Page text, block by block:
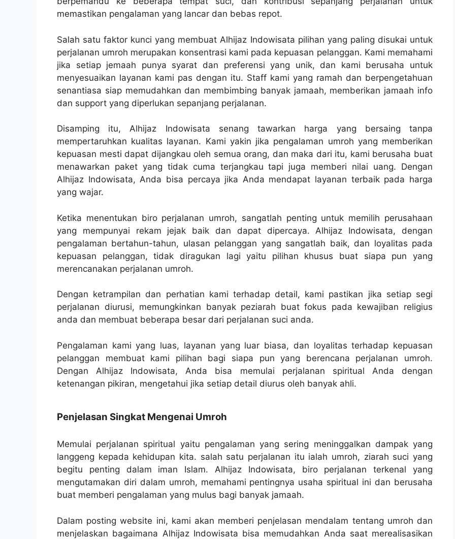
memastikan pengalaman yang lancar dan bebas repot.
Salah satu faktor kunci yang membuat Alhijaz Indowisata pilihan yang paling disukai untuk
perjalanan umroh merupakan konsentrasi kami pada kepuasan pelanggan. Kami memahami
jika setiap jemaah punya syarat dan preferensi yang unik, dan kami berusaha untuk
menyesuaikan layanan kami pas dengan itu. Staff kami yang ramah dan berpengetahuan
senantiasa siap memudahkan dan membimbing banyak jamaah, memberikan jamaah info
dan support yang diperlukan sepanjang perjalanan.
Disamping itu, Alhijaz Indowisata senang tawarkan harga yang bersaing tanpa
mempertaruhkan kualitas layanan. Kami yakin jika pengalaman umroh yang memberikan
kepuasan mesti dapat dijangkau oleh semua orang, dan maka dari itu, kami berusaha buat
menawarkan paket yang tidak cuma terjangkau tapi juga memberi nilai uang. Dengan
Alhijaz Indowisata, Anda bisa percaya jika Anda mendapat layanan terbaik pada harga
yang wajar.
Ketika menentukan biro perjalanan umroh, sangatlah penting untuk memilih perusahaan
yang mempunyai rekam jejak baik dan dapat dipercaya. Alhijaz Indowisata, dengan
pengalaman bertahun-tahun, ulasan pelanggan yang sangatlah baik, dan loyalitas pada
kepuasan pelanggan, tidak diragukan lagi yaitu pilihan khusus buat siapa pun yang
merencanakan perjalanan umroh.
Dengan ketrampilan dan perhatian kami terhadap detail, kami pastikan jika setiap segi
perjalanan diurusi, memungkinkan banyak peziarah buat fokus pada kewajiban religius
anda dan membuat beberapa besar dari perjalanan suci anda.
Pengalaman kami yang luas, layanan yang luar biasa, dan loyalitas terhadap kepuasan
pelanggan membuat kami pilihan bagi siapa pun yang berencana perjalanan umroh.
Dengan Alhijaz Indowisata, Anda bisa memulai perjalanan spiritual Anda dengan
ketenangan pikiran, mengetahui jika setiap detail diurus oleh banyak ahli.
Penjelasan Singkat Mengenai Umroh
Memulai perjalanan spiritual yaitu pengalaman yang sering meninggalkan dampak yang
langgeng kepada kehidupan kita. salah satu perjalanan itu ialah umroh, ziarah suci yang
begitu penting dalam iman Islam. Alhijaz Indowisata, biro perjalanan terkenal yang
mengutamakan diri dalam umroh, memahami pentingnya usaha spiritual ini dan berusaha
buat memberi pengalaman yang mulus bagi banyak jamaah.
Dalam posting website ini, kami akan memberi penjelasan mendalam tentang umroh dan
menjelaskan bagaimana Alhijaz Indowisata bisa memudahkan Anda saat merealisasikan